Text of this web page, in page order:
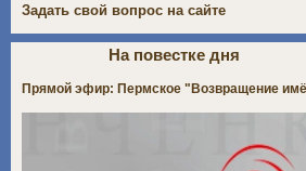
Задать свой вопрос на сайте
На повестке дня
Прямой эфир: Пермское "Возвращение